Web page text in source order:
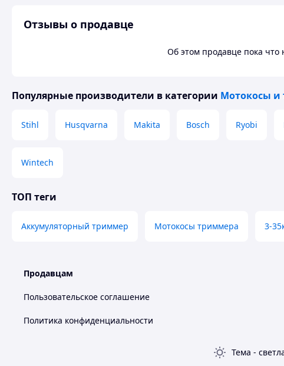
Отзывы о продавце
Об этом продавце пока что
Популярные производители в категории Мотокосы
Stihl Husqvarna Makita Bosch Ryobi
Wintech
ТОП теги
Аккумуляторный триммер Мотокосы триммера 3-
Продавцам
Пользовательское соглашение
Политика конфиденциальности
Тема -